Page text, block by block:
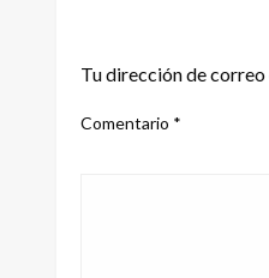
Tu dirección de
Comentario *